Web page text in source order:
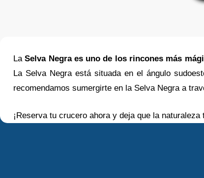
LaSelva Negra es uno de los rincones más
La Selva Negra está situada en el ángulo
recomendamos sumergirte en la Selva Negra a
¡Reserva tu crucero ahora y deja que la